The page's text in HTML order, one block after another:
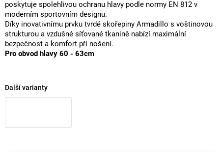
poskytuje spolehlivou ochranu hlavy podle normy EN 812 v
moderním sportovním designu.
Díky inovativnímu prvku tvrdé skořepiny Armadillo s voštinovou
strukturou a vzdušné síťované tkanině nabízí maximální
bezpečnost a komfort při nošení.
Pro obvod hlavy 60 - 63cm
Další varianty